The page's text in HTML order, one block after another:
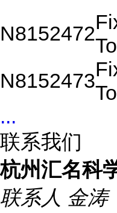
N8152472
N8152473
...
联系我们
杭州汇名科
联系人 金涛